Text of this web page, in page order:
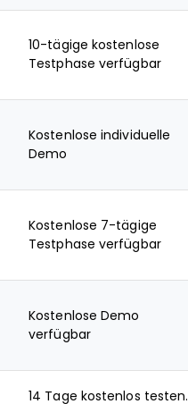
10-tägige kostenlose
Testphase verfügbar
Kostenlose individuelle
Demo
Kostenlose 7-tägige
Testphase verfügbar
Kostenlose Demo
verfügbar
14 Tage kostenlos testen.